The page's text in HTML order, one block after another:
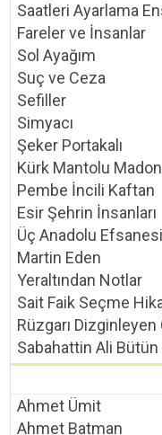
Saatleri Ayarlama
Fareler ve İnsanlar
Sol Ayağım
Suç ve Ceza
Sefiller
Simyacı
Şeker Portakalı
Kürk Mantolu
Pembe İncili Kaftan
Esir Şehrin İnsanları
Üç Anadolu
Martin Eden
Yeraltından Notlar
Sait Faik Seçme
Rüzgarı
Sabahattin Ali Bütün
Ahmet Ümit
Ahmet Batman